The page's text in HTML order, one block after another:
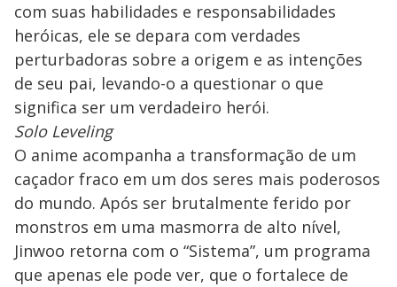
com suas habilidades e responsabilidades
heróicas, ele se depara com verdades
perturbadoras sobre a origem e as intenções
de seu pai, levando-o a questionar o que
significa ser um verdadeiro herói.
Solo Leveling
O anime acompanha a transformação de um
caçador fraco em um dos seres mais poderosos
do mundo. Após ser brutalmente ferido por
monstros em uma masmorra de alto nível,
Jinwoo retorna com o “Sistema”, um programa
que apenas ele pode ver, que o fortalece de